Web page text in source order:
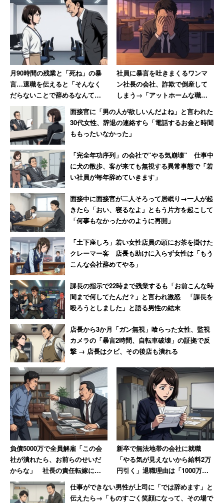
「その会社は債権放棄して弱体化したような会社に吸収さ
れて消滅しました。ざまあみろ！ ってところです」
一方で、この会社に大学の先輩が勤めていて、会社訪問の
際に「遠くからよく来てくれたね」と出迎えてくれ、帰り
際には「気を付けて帰ってね、教授によろしく」と見送っ
てくれたという。
「たった一人私の訪問を歓迎してくれていたあの社員の方
のその後だけは今でも案じています」
30年ほど前の出来事だ。会社が吸収合併した時には大変な
思いをしたかもしれないが、心根の優しい先輩だから、き
っと良い人生を歩んでいることだろう。
月90時間の残業と「死ね」の暴
言…退職を伝えると「そんなく
だらないことで辞めるなんて」
→10年後、会社は倒産
社員に暴言を吐きまくるワンマ
ン社長の会社、詐欺で倒産して
しまう→「アットホームな職場
だったのに」と社長が号泣
面接官に「男の人が欲しいんだよね」と言われた
30代女性、辞退の連絡すら「電話するお金と時間
ももったいなかった」
「完全年功序列」の会社で”やる気崩壊” 仕事中
に犬の散歩、客が来ても無視する異常事態で「若
い社員が毎年辞めていきます」
面接中に面接官が二人そろって居眠り→一人が起
きたら「おい、寝るなよ」ともう片方を起こして
「何事もなかったかのように再開」
「土下座しろ」若い女性店員の頭にお茶を掛けた
クレーマー客 店長も助けに入らず女性は「もう
こんな会社辞めてやる」
課長の指示で22時まで残業するも「お前こんな時
間まで何してたんだ？」と言われ激怒 「課長を
殴ろうとしました」と語る男性の結末
店長から3か月「ガン無視」喰らった女性、監視
カメラの「暴言2時間、自転車破壊」の証拠で反
撃 → 店長はクビ、その後店も潰れる
負債5000万で全員解雇「この会
社が潰れたら、お前らのせいだ
からな」 社長の責任転嫁に絶
句【前編】
新卒で無法地帯の会社に就職
「やる気が見えないから給料2万
円引く」退職理由は「1000万円
売り上げてボーナス6万円」だっ
た女性【後編】
仕事ができない男性が上司に「では辞めます」と
伝えたら→「ものすごく笑顔になって、その場で